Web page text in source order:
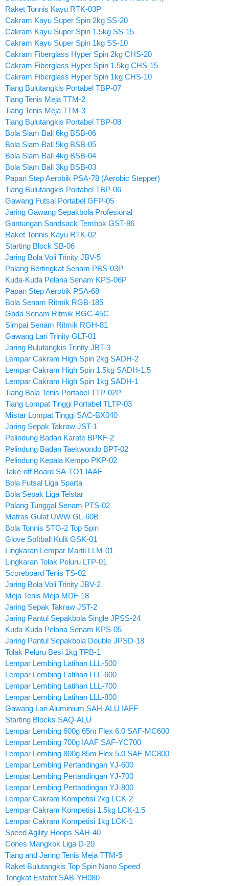
Raket Tonnis Kayu RTK-03P
Cakram Kayu Super Spin 2kg SS-20
Cakram Kayu Super Spin 1.5kg SS-15
Cakram Kayu Super Spin 1kg SS-10
Cakram Fiberglass Hyper Spin 2kg CHS-20
Cakram Fiberglass Hyper Spin 1.5kg CHS-15
Cakram Fiberglass Hyper Spin 1kg CHS-10
Tiang Bulutangkis Portabel TBP-07
Tiang Tenis Meja TTM-2
Tiang Tenis Meja TTM-3
Tiang Bulutangkis Portabel TBP-08
Bola Slam Ball 6kg BSB-06
Bola Slam Ball 5kg BSB-05
Bola Slam Ball 4kg BSB-04
Bola Slam Ball 3kg BSB-03
Papan Step Aerobik PSA-78 (Aerobic Stepper)
Tiang Bulutangkis Portabel TBP-06
Gawang Futsal Portabel GFP-05
Jaring Gawang Sepakbola Profesional
Gantungan Sandsack Tembok GST-86
Raket Tonnis Kayu RTK-02
Starting Block SB-06
Jaring Bola Voli Trinity JBV-5
Palang Bertingkat Senam PBS-03P
Kuda-Kuda Pelana Senam KPS-06P
Papan Step Aerobik PSA-68
Bola Senam Ritmik RGB-185
Gada Senam Ritmik RGC-45C
Simpai Senam Ritmik RGH-81
Gawang Lari Trinity GLT-01
Jaring Bulutangkis Trinity JBT-3
Lempar Cakram High Spin 2kg SADH-2
Lempar Cakram High Spin 1.5kg SADH-1.5
Lempar Cakram High Spin 1kg SADH-1
Tiang Bola Tenis Portabel TTP-02P
Tiang Lompat Tinggi Portabel TLTP-03
Mistar Lompat Tinggi SAC-BX040
Jaring Sepak Takraw JST-1
Pelindung Badan Karate BPKF-2
Pelindung Badan Taekwondo BPT-02
Pelindung Kepala Kempo PKP-02
Take-off Board SA-TO1 IAAF
Bola Futsal Liga Sparta
Bola Sepak Liga Telstar
Palang Tunggal Senam PTS-02
Matras Gulat UWW GL-60B
Bola Tonnis STG-2 Top Spin
Glove Softball Kulit GSK-01
Lingkaran Lempar Martil LLM-01
Lingkaran Tolak Peluru LTP-01
Scoreboard Tenis TS-02
Jaring Bola Voli Trinity JBV-2
Meja Tenis Meja MDF-18
Jaring Sepak Takraw JST-2
Jaring Pantul Sepakbola Single JPSS-24
Kuda-Kuda Pelana Senam KPS-05
Jaring Pantul Sepakbola Double JPSD-18
Tolak Peluru Besi 1kg TPB-1
Lempar Lembing Latihan LLL-500
Lempar Lembing Latihan LLL-600
Lempar Lembing Latihan LLL-700
Lempar Lembing Latihan LLL-800
Gawang Lari Aluminium SAH-ALU IAFF
Starting Blocks SAQ-ALU
Lempar Lembing 600g 65m Flex 6.0 SAF-MC600
Lempar Lembing 700g IAAF SAF-YC700
Lempar Lembing 800g 85m Flex 5.0 SAF-MC800
Lempar Lembing Pertandingan YJ-600
Lempar Lembing Pertandingan YJ-700
Lempar Lembing Pertandingan YJ-800
Lempar Cakram Kompetisi 2kg LCK-2
Lempar Cakram Kompetisi 1.5kg LCK-1.5
Lempar Cakram Kompetisi 1kg LCK-1
Speed Agility Hoops SAH-40
Cones Mangkok Liga D-20
Tiang and Jaring Tenis Meja TTM-5
Raket Bulutangkis Top Spin Nano Speed
Tongkat Estafet SAB-YH080